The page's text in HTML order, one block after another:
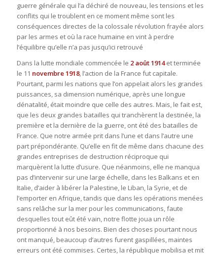
guerre générale qui l’a déchiré de nouveau, les tensions et les
conflits qui le troublent en ce moment même sont les
conséquences directes de la colossale révolution frayée alors
par les armes et où la race humaine en vint à perdre
l’équilibre qu’elle n’a pas jusqu’ici retrouvé
Dans la lutte mondiale commencée le 2 août 1914et terminée
le 11 novembre 1918, l’action de la France fut capitale.
Pourtant, parmi les nations que l’on appelait alors les grandes
puissances, sa dimension numérique, après une longue
dénatalité, était moindre que celle des autres. Mais, le fait est,
que les deux grandes batailles qui tranchèrent la destinée, la
première et la dernière de la guerre, ont été des batailles de
France. Que notre armée prit dans l’une et dans l’autre une
part prépondérante. Qu’elle en fit de même dans chacune des
grandes entreprises de destruction réciproque qui
marquèrent la lutte d’usure. Que néanmoins, elle ne manqua
pas d’intervenir sur une large échelle, dans les Balkans et en
Italie, d’aider à libérer la Palestine, le Liban, la Syrie, et de
l’emporter en Afrique, tandis que dans les opérations menées
sans relâche sur la mer pour les communications, faute
desquelles tout eût été vain, notre flotte joua un rôle
proportionné à nos besoins. Bien des choses pourtant nous
ont manqué, beaucoup d’autres furent gaspillées, maintes
erreurs ont été commises. Certes, la république mobilisa et mit